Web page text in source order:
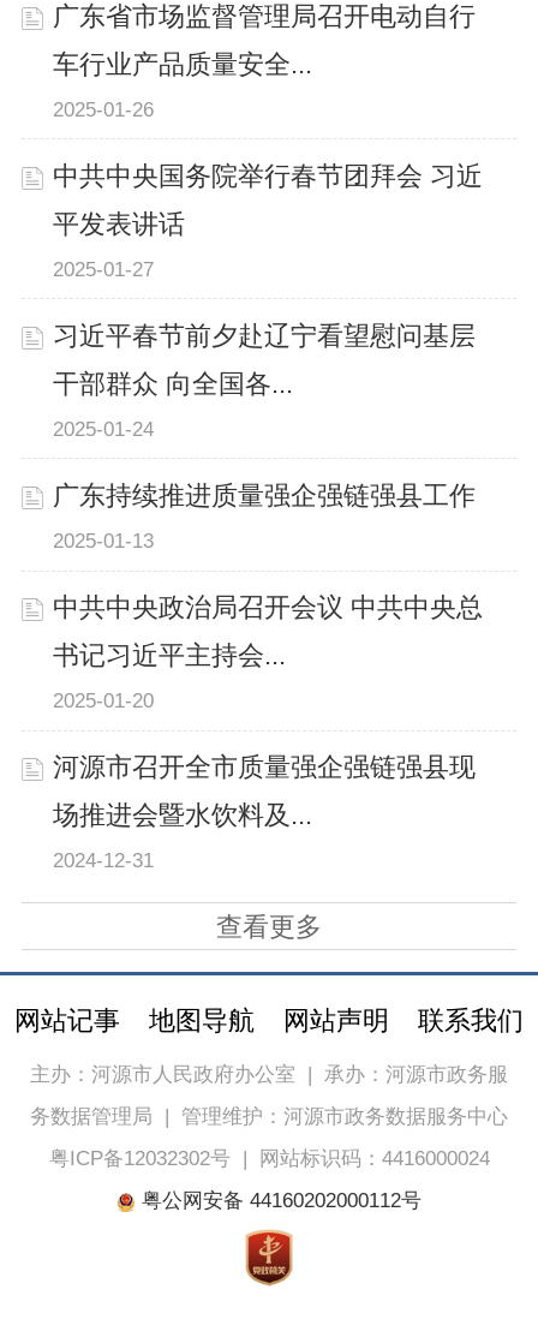
广东省市场监督管理局召开电动自行
车行业产品质量安全...
2025-01-26
中共中央国务院举行春节团拜会 习近
平发表讲话
2025-01-27
习近平春节前夕赴辽宁看望慰问基层
干部群众 向全国各...
2025-01-24
广东持续推进质量强企强链强县工作
2025-01-13
中共中央政治局召开会议 中共中央总
书记习近平主持会...
2025-01-20
河源市召开全市质量强企强链强县现
场推进会暨水饮料及...
2024-12-31
查看更多
网站记事 地图导航 网站声明 联系我们
主办：河源市人民政府办公室
承办：河源市政务服
务数据管理局
管理维护：河源市政务数据服务中心
粤ICP备12032302号|
网站标识码：4416000024
粤公网安备 44160202000112号